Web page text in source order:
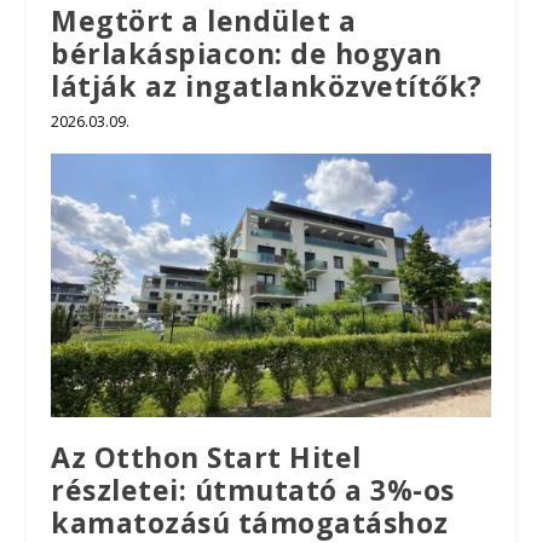
Megtört a lendület a
bérlakáspiacon: de hogyan
látják az ingatlanközvetítők?
2026.03.09.
Az Otthon Start Hitel
részletei: útmutató a 3%-os
kamatozású támogatáshoz